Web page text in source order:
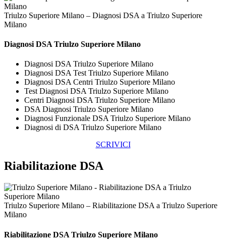
Triulzo Superiore Milano – Diagnosi DSA a Triulzo Superiore
Milano
Diagnosi DSA Triulzo Superiore Milano
Diagnosi DSA Triulzo Superiore Milano
Diagnosi DSA Test Triulzo Superiore Milano
Diagnosi DSA Centri Triulzo Superiore Milano
Test Diagnosi DSA Triulzo Superiore Milano
Centri Diagnosi DSA Triulzo Superiore Milano
DSA Diagnosi Triulzo Superiore Milano
Diagnosi Funzionale DSA Triulzo Superiore Milano
Diagnosi di DSA Triulzo Superiore Milano
SCRIVICI
Riabilitazione DSA
Triulzo Superiore Milano – Riabilitazione DSA a Triulzo Superiore
Milano
Riabilitazione DSA Triulzo Superiore Milano